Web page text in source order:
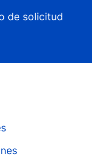
de solicitud